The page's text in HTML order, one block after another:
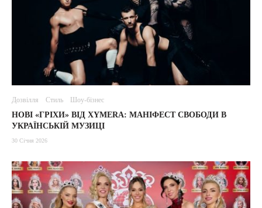
Дозвілля Стиль Шоу-бізнес
НОВІ «ГРІХИ» ВІД XYMERA: МАНІФЕСТ СВОБОДИ В
УКРАЇНСЬКІЙ МУЗИЦІ
30 Січня 2026